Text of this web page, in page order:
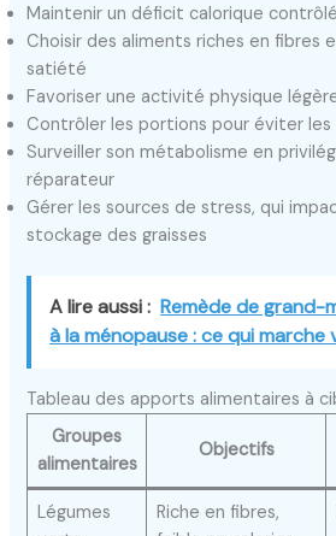
Maintenir un déficit calorique contrôlé
Choisir des aliments riches en fibres
satiété
Favoriser une activité physique
Contrôler les portions pour éviter les
Surveiller son métabolisme en
réparateur
Gérer les sources de stress, qui
stockage des graisses
A lire aussi : Remède de grand-
à la ménopause : ce qui marche
Tableau des apports alimentaires à
Groupes
alimentaires
Objectifs
Légumes
Riche en fibres,